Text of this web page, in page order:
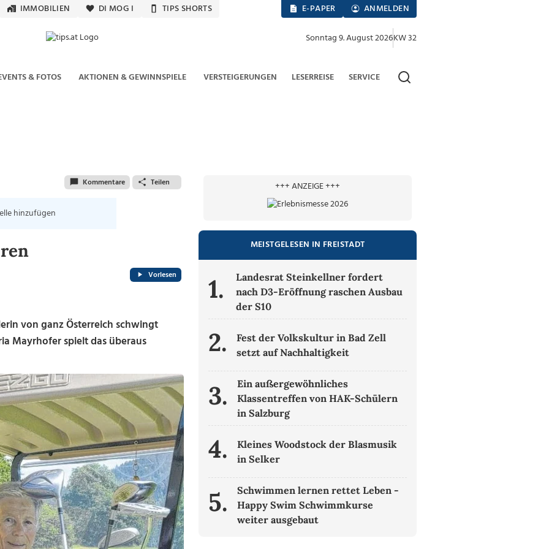
IMMOBILIEN DI MOG I TIPS SHORTS E-PAPER ANMELDEN
Sonntag 9. August 2026KW 32
& FOTOS AKTIONEN & GEWINNSPIELE VERSTEIGERUNGEN LESERREISE SERVICE
Kommentare Teilen
hinzufügen
Vorlesen
von ganz Österreich schwingt
Mayrhofer spielt das überaus
+++ ANZEIGE +++
MEISTGELESEN IN FREISTADT
1.
Landesrat Steinkellner fordert
nach D3-Eröffnung raschen Ausbau
der S10
2.
Fest der Volkskultur in Bad Zell
setzt auf Nachhaltigkeit
3.
Ein außergewöhnliches
Klassentreffen von HAK-Schülern
in Salzburg
4.
Kleines Woodstock der Blasmusik
in Selker
5.
Schwimmen lernen rettet Leben -
Happy Swim Schwimmkurse
weiter ausgebaut